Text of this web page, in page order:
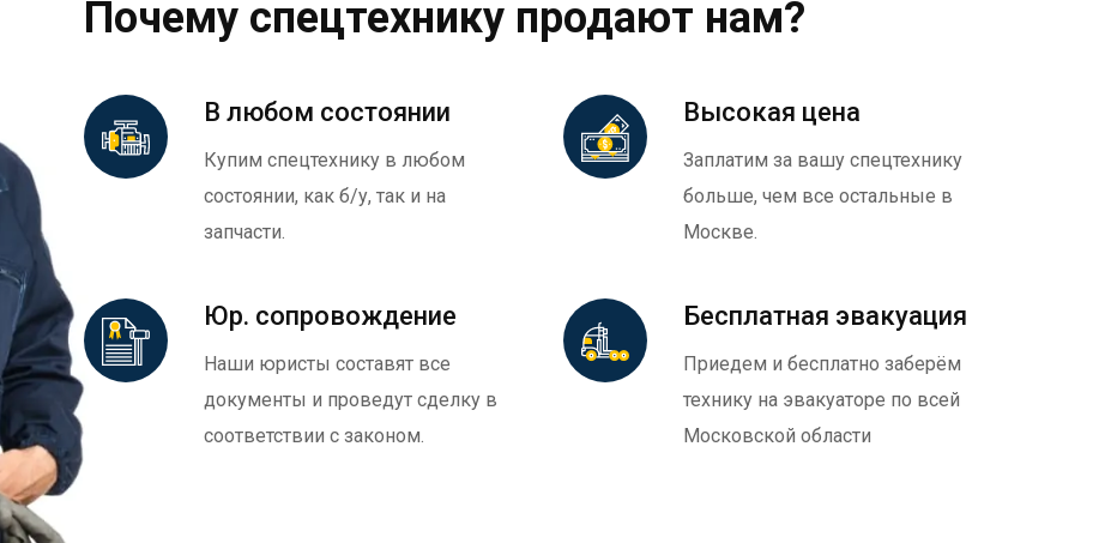
Почему спецтехнику продают нам?
В любом состоянии
Купим спецтехнику в любом
состоянии, как б/у, так и на
запчасти.
Высокая цена
Заплатим за вашу спецтехнику
больше, чем все остальные в
Москве.
Юр. сопровождение
Наши юристы составят все
документы и проведут сделку в
соответствии с законом.
Бесплатная эвакуация
Приедем и бесплатно заберём
технику на эвакуаторе по всей
Московской области